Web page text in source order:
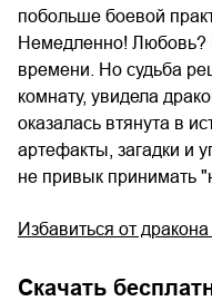
побольше боевой
Немедленно! Любовь?
времени. Но судьба
комнату, увидела
оказалась втянута в
артефакты, загадки и
не привык принимать
Избавиться от
Скачать